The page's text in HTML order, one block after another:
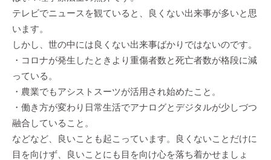
テレビでニュースを観ていると、良くない出来事が多いと思
います。
しかし、世の中には良くない出来事ばかりではないのです。
・コロナが発生したときより重傷者数と死亡者数が格段に減
っている。
・農業でもアシストスーツが活用され始めたこと。
・働き方が変わり日常生活でアナログとデジタルが少しづつ
融合していること。
などなど、良いことも起こっています。良くないことだけに
目を向けず、良いことにも目を向け心を落ち着かせましょ